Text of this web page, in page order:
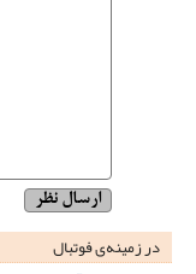
در زمینه‌ی فوتبال